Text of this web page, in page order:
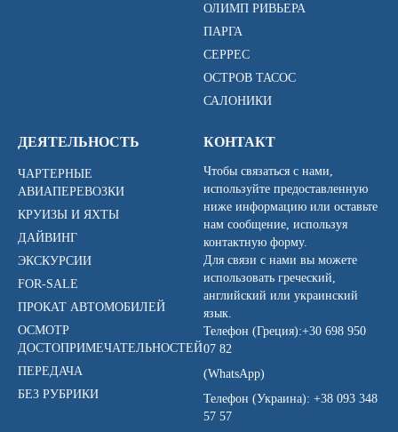
ОЛИМП РИВЬЕРА
ПАРГА
СЕРРЕС
ОСТРОВ ТАСОС
САЛОНИКИ
ДЕЯТЕЛЬНОСТЬ
ЧАРТЕРНЫЕ
АВИАПЕРЕВОЗКИ
КРУИЗЫ И ЯХТЫ
ДАЙВИНГ
ЭКСКУРСИИ
FOR-SALE
ПРОКАТ АВТОМОБИЛЕЙ
ОСМОТР
ДОСТОПРИМЕЧАТЕЛЬНОСТЕЙ
ПЕРЕДАЧА
БЕЗ РУБРИКИ
КОНТАКТ
Чтобы связаться с нами,
используйте предоставленную
ниже информацию или оставьте
нам сообщение, используя
контактную форму.
Для связи с нами вы можете
использовать греческий,
английский или украинский
язык.
Телефон (Греция):+30 698 950
07 82
(WhatsApp)
Телефон (Украина): +38 093 348
57 57